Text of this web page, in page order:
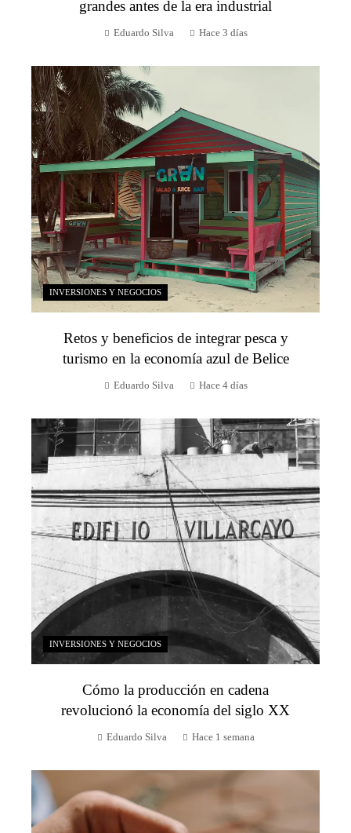
grandes antes de la era industrial
Eduardo Silva Hace 3 días
INVERSIONES Y NEGOCIOS
Retos y beneficios de integrar pesca y
turismo en la economía azul de Belice
Eduardo Silva Hace 4 días
INVERSIONES Y NEGOCIOS
Cómo la producción en cadena
revolucionó la economía del siglo XX
Eduardo Silva Hace 1 semana